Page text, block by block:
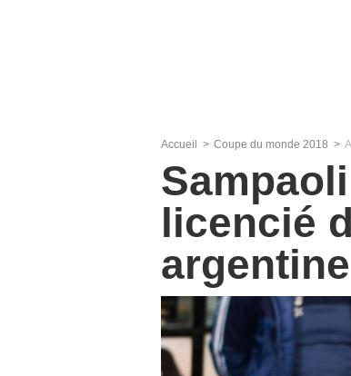
Accueil Coupe du monde 2018
licencié
argentine